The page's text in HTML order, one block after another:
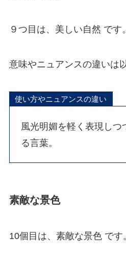
９つ目は、美しい自然 です。
意味やニュアンスの違いは
使い方やニュアンスの違い
風光明媚を軽く表現しつ
る言葉。
素敵な景色
10個目は、素敵な景色 です